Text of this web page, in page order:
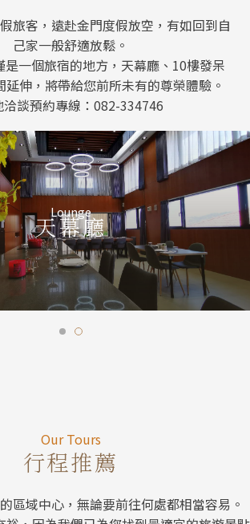
旅客，遠赴金門度假放空，有如回到自
己家一般舒適放鬆。
是一個旅宿的地方，天幕廳、10樓發呆
延伸，將帶給您前所未有的尊榮體驗。
洽談預約專線：082-334746
Lounge
天幕廳
Our Tours
行程推薦
區域中心，無論要前往何處都相當容易。